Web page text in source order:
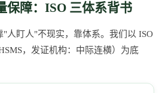
保障：ISO 三体系背书
人盯人"不现实，靠体系。我们以 ISO
，发证机构：中际连横）为底